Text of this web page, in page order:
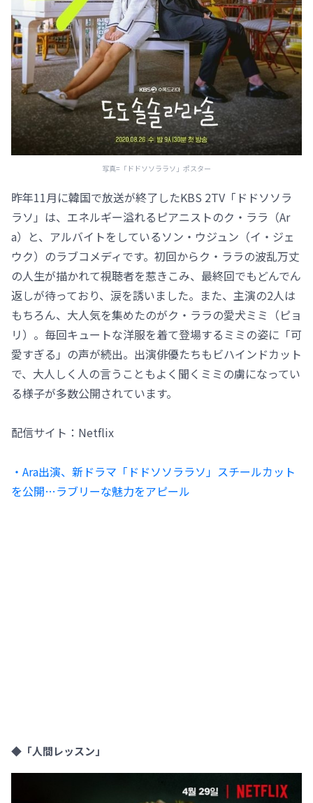
写真=「ドドソソララソ」ポスター
昨年11月に韓国で放送が終了したKBS 2TV「ドドソソラ
ラソ」は、エネルギー溢れるピアニストのク・ララ（Ar
a）と、アルバイトをしているソン・ウジュン（イ・ジェ
ウク）のラブコメディです。初回からク・ララの波乱万丈
の人生が描かれて視聴者を惹きこみ、最終回でもどんでん
返しが待っており、涙を誘いました。また、主演の2人は
もちろん、大人気を集めたのがク・ララの愛犬ミミ（ピョ
リ）。毎回キュートな洋服を着て登場するミミの姿に「可
愛すぎる」の声が続出。出演俳優たちもビハインドカット
で、大人しく人の言うこともよく聞くミミの虜になってい
る様子が多数公開されています。
配信サイト：Netflix
・Ara出演、新ドラマ「ドドソソララソ」スチールカット
を公開…ラブリーな魅力をアピール
◆「人間レッスン」